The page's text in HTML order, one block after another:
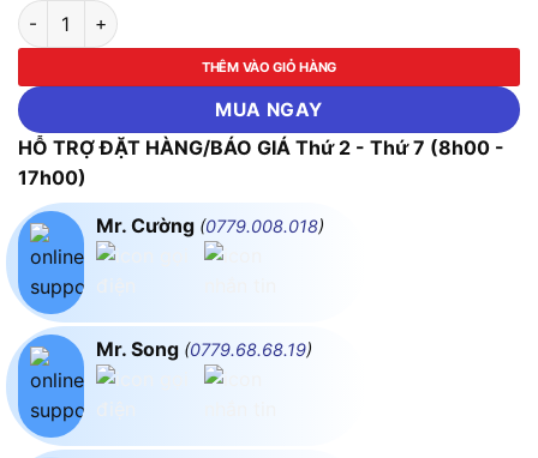
Dây Cáp Điện Cadivi Cu/PVC/PVC VCmt-2x6-(2x84/0.30)-
THÊM VÀO GIỎ HÀNG
MUA NGAY
HỖ TRỢ ĐẶT HÀNG/BÁO GIÁ Thứ 2 - Thứ 7 (8h00 -
17h00)
Mr. Cường (0779.008.018)
Mr. Song (0779.68.68.19)